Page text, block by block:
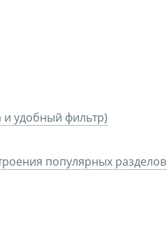
и удобный фильтр)
популярных разделов